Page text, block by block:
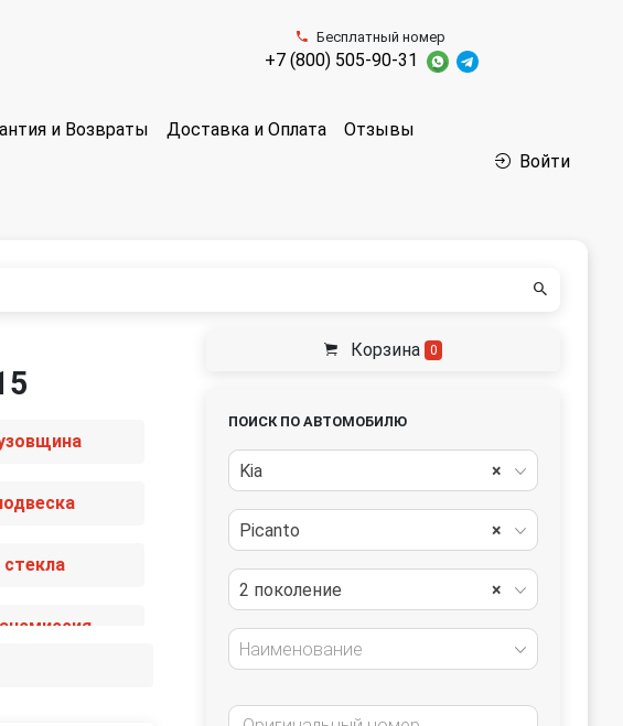
Бесплатный номер
+7 (800) 505-90-31
и Возвраты Доставка и Оплата Отзывы
Войти
стекла
Корзина 0
ПОИСК ПО АВТОМОБИЛЮ
×
Kia
×
Picanto
×
2 поколение
Наименование